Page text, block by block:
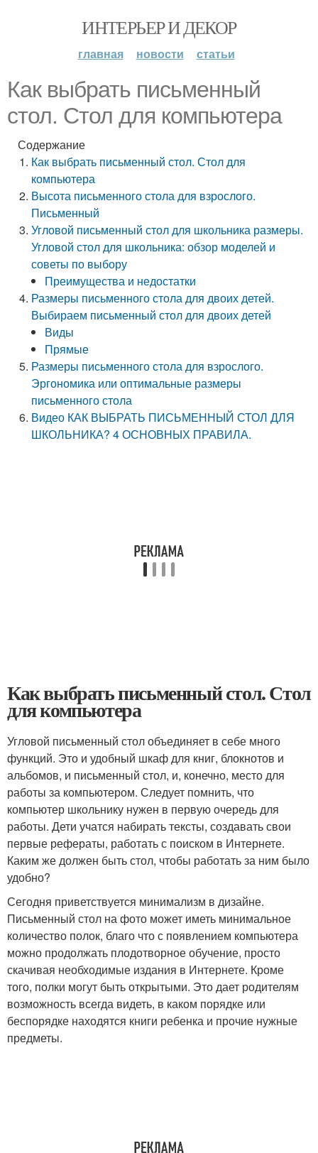
ИНТЕРЬЕР И ДЕКОР
главная новости статьи
Как выбрать письменный
стол. Стол для компьютера
Содержание
Как выбрать письменный стол. Стол для
компьютера
Высота письменного стола для взрослого.
Письменный
Угловой письменный стол для школьника размеры.
Угловой стол для школьника: обзор моделей и
советы по выбору
Преимущества и недостатки
Размеры письменного стола для двоих детей.
Выбираем письменный стол для двоих детей
Виды
Прямые
Размеры письменного стола для взрослого.
Эргономика или оптимальные размеры
письменного стола
Видео КАК ВЫБРАТЬ ПИСЬМЕННЫЙ СТОЛ ДЛЯ
ШКОЛЬНИКА? 4 ОСНОВНЫХ ПРАВИЛА.
Как выбрать письменный стол. Стол
для компьютера
Угловой письменный стол объединяет в себе много
функций. Это и удобный шкаф для книг, блокнотов и
альбомов, и письменный стол, и, конечно, место для
работы за компьютером. Следует помнить, что
компьютер школьнику нужен в первую очередь для
работы. Дети учатся набирать тексты, создавать свои
первые рефераты, работать с поиском в Интернете.
Каким же должен быть стол, чтобы работать за ним было
удобно?
Сегодня приветствуется минимализм в дизайне.
Письменный стол на фото может иметь минимальное
количество полок, благо что с появлением компьютера
можно продолжать плодотворное обучение, просто
скачивая необходимые издания в Интернете. Кроме
того, полки могут быть открытыми. Это дает родителям
возможность всегда видеть, в каком порядке или
беспорядке находятся книги ребенка и прочие нужные
предметы.